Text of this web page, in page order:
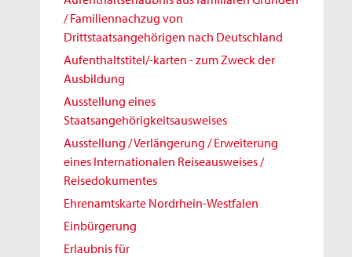
/ Familiennachzug von
Drittstaatsangehörigen nach Deutschland
Aufenthaltstitel/-karten - zum Zweck der
Ausbildung
Ausstellung eines
Staatsangehörigkeitsausweises
Ausstellung / Verlängerung / Erweiterung
eines Internationalen Reiseausweises /
Reisedokumentes
Ehrenamtskarte Nordrhein-Westfalen
Einbürgerung
Erlaubnis für